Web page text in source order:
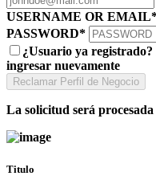
USERNAME OR EMAIL
PASSWORD*
¿Usuario ya
ingresar nuevamente
La solicitud será
Titulo